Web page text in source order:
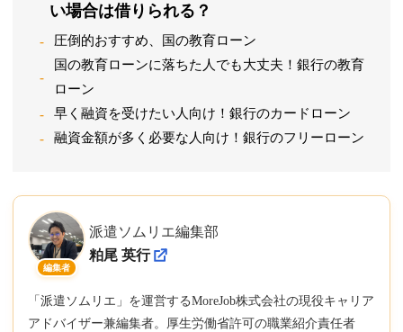
い場合は借りられる？
圧倒的おすすめ、国の教育ローン
国の教育ローンに落ちた人でも大丈夫！銀行の教育
ローン
早く融資を受けたい人向け！銀行のカードローン
融資金額が多く必要な人向け！銀行のフリーローン
編集者
派遣ソムリエ編集部
粕尾 英行
「派遣ソムリエ」を運営するMoreJob株式会社の現役キャリア
アドバイザー兼編集者。厚生労働省許可の職業紹介責任者